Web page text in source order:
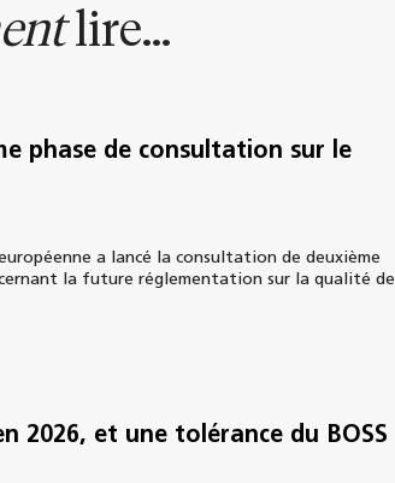
lire...
phase de consultation sur le
a lancé la consultation de deuxième
la future réglementation sur la qualité de
2026, et une tolérance du BOSS